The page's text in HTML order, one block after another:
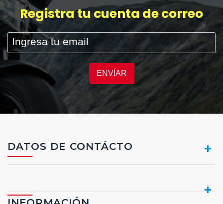
ESCRIBA Y PRESIONTE ENTER
Registra tu cuenta de correo
ENVÍAR
DATOS DE CONTÁCTO